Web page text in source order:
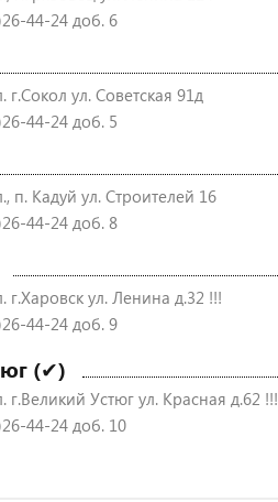
44-24 доб. 6
г.Сокол ул. Советская 91д
44-24 доб. 5
п. Кадуй ул. Строителей 16
44-24 доб. 8
г.Харовск ул. Ленина д.32 !!!
44-24 доб. 9
(✔)
г.Великий Устюг ул. Красная д.62 !!!
44-24 доб. 10